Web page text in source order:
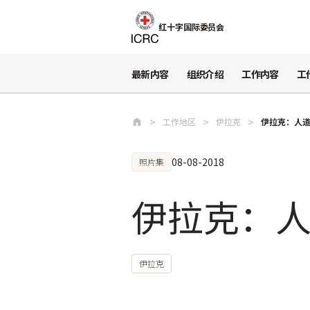
红十字国际委员会
最新内容 组织介绍 工作内容 工
工作地区 伊拉克 伊拉克：人
照片集 08-08-2018
伊拉克：
伊拉克